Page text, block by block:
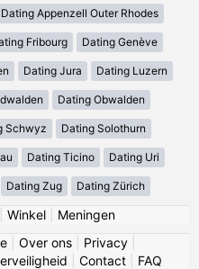
Dating Appenzell Outer Rhodes
Fribourg Dating Genève
Dating Jura Dating Luzern
Dating Obwalden
Schwyz Dating Solothurn
Dating Ticino Dating Uri
Dating Zug Dating Zürich
Winkel| Meningen
Over ons Privacy
Contact FAQ